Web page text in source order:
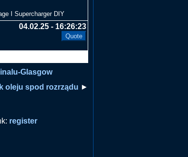
I Supercharger DIY
04.02.25 - 16:26:23
Glasgow
oleju spod rozrządu ►
register